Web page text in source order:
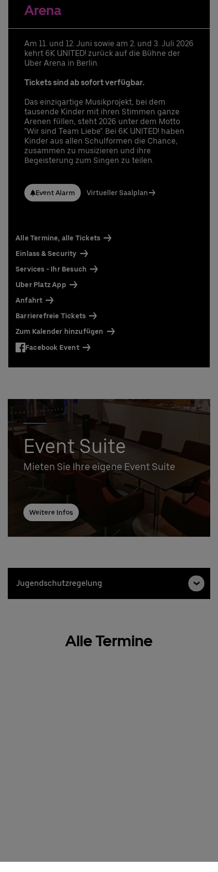
Bestellung & Rückfragen:
Arena
Am 11. und 12. Juni sowie am 2. und 3. Juli 2026
kehrt 6K UNITED! zurück auf die Bühne der
Uber Arena in Berlin.
Tickets sind ab sofort verfügbar.
Das einzigartige Musikprojekt, bei dem
tausende Kinder mit ihren Stimmen ganze
Arenen füllen, steht 2026 unter dem Motto
"Wir sind Team Liebe". Bei 6K UNITED! haben
Kinder aus allen Schulformen die Chance,
zusammen zu musizieren und ihre
Begeisterung zum Singen zu teilen.
Event Alarm Virtueller Saalplan
Alle Termine, alle Tickets
Einlass & Security
Services - Ihr Besuch
Uber Platz App
Anfahrt
Barrierefreie Tickets
Zum Kalender hinzufügen
Facebook Event
Event Suite
Mieten Sie Ihre eigene Event Suite
Weitere Infos
Uber Arena in Berlin
Ansprechpartner:
Stefan Santos Ferreira
Telefon: +49 (0) 30 / 2060708-239
E-Mail
Niclas Knodel
Telefon: +49 (0) 30 / 2060708-238
E-Mail
Bestellung & Rückfragen:0302060708844
Jugendschutzregelung
Alle Termine